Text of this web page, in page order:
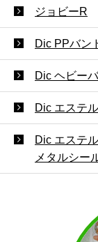
ジョビーR
Dic PPバン
Dic ヘビー
Dic エステ
Dic エステ
メタルシー